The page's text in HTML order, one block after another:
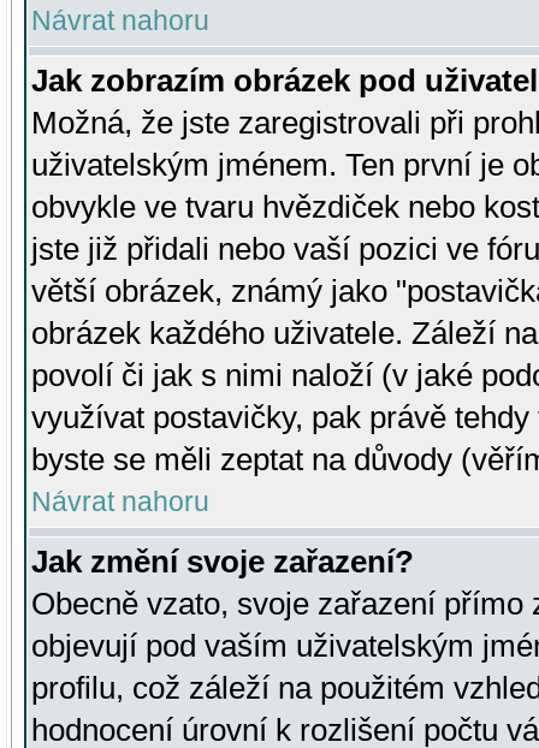
Návrat nahoru
Jak zobrazím obrázek pod
Možná, že jste zaregistrovali při
uživatelským jménem. Ten první je
obvykle ve tvaru hvězdiček nebo
jste již přidali nebo vaší pozici ve
větší obrázek, známý jako
obrázek každého uživatele. Záleží
povolí či jak s nimi naloží (v jaké
využívat postavičky, pak právě
byste se měli zeptat na důvody
Návrat nahoru
Jak změní svoje zařazení?
Obecně vzato, svoje zařazení přímo
objevují pod vaším uživatelským
profilu, což záleží na použitém
hodnocení úrovní k rozlišení počtu